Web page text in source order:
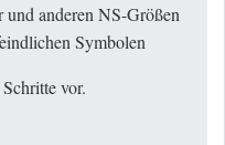
anderen NS-Größen
Symbolen
vor.